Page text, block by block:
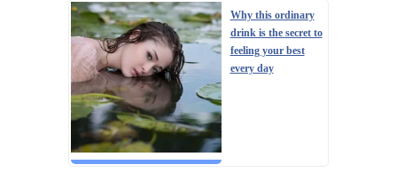
Why this ordinary
drink is the secret to
feeling your best
every day